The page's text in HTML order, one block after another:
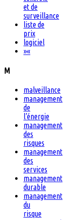
et de
surveillance
liste de
prix
logiciel
»«
M
malveillance
management
de
l’énergie
management
des
risques
management
des
services
management
durable
management
du
risque